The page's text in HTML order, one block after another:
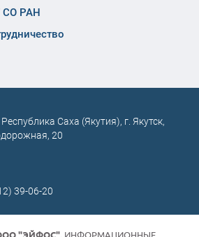
СО РАН
Саха (Якутия), г. Якутск,
20
39-06-20